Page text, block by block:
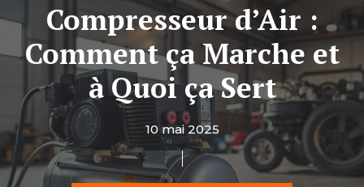
Compresseur d’Air :
Comment ça Marche et
à Quoi ça Sert
10 mai 2025